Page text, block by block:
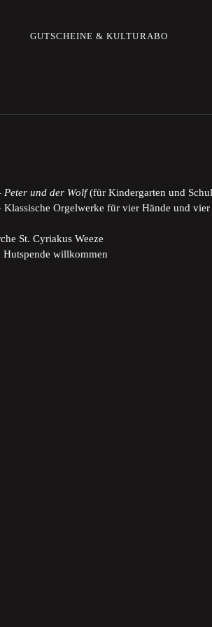
GUTSCHEINE & KULTURABO
Peter und der Wolf(für Kindergarten und
Klassische Orgelwerke für vier Hände und vier
St. Cyriakus Weeze
willkommen